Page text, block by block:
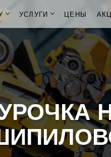
УСЛУГИ ЦЕНЫ